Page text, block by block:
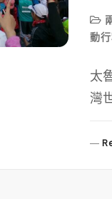
動
太
灣